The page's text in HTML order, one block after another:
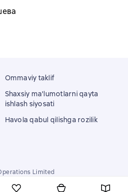
Ommaviy taklif
Shaxsiy ma'lumotlarni qayta
ishlash siyosati
Havola qabul qilishga rozilik
Limited